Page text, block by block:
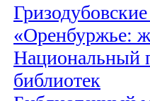
«Оренбуржье:
Национальный
библиотек